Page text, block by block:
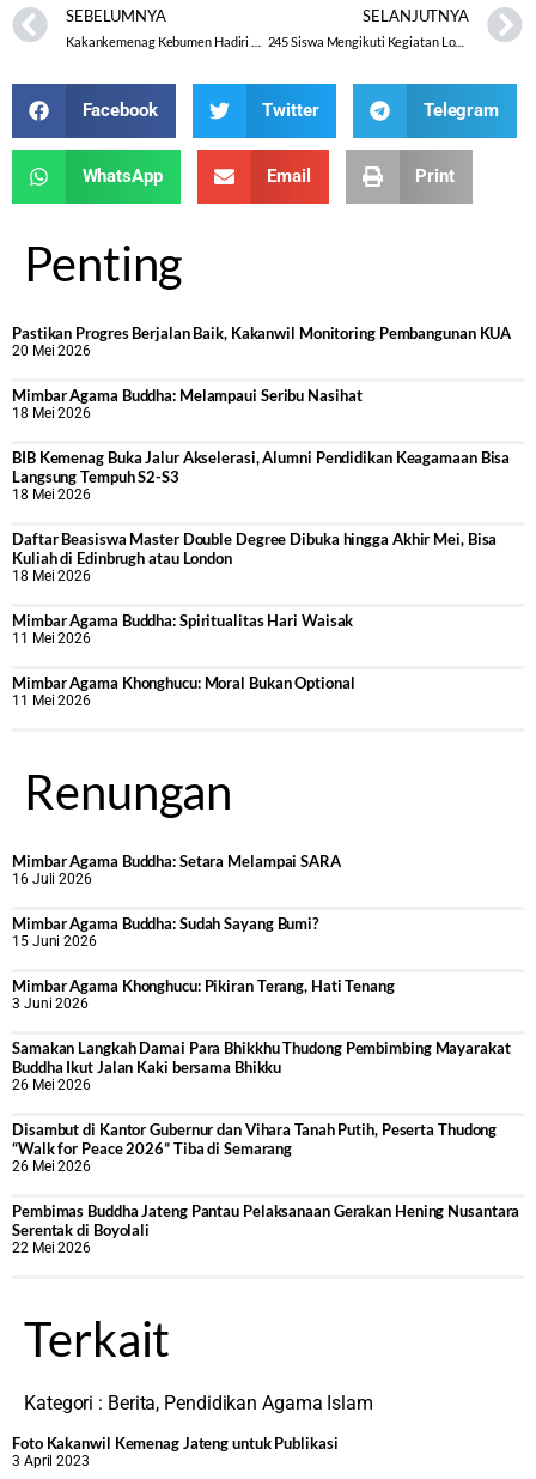
SEBELUMNYA SELANJUTNYA
245 Siswa Mengikuti Kegiatan Lomba MAPSI SMP Tingkat Kabupaten Karanganyar
Facebook Twitter Telegram
WhatsApp Email Print
Penting
Pastikan Progres Berjalan Baik, Kakanwil Monitoring Pembangunan KUA
20 Mei 2026
Mimbar Agama Buddha: Melampaui Seribu Nasihat
18 Mei 2026
BIB Kemenag Buka Jalur Akselerasi, Alumni Pendidikan Keagamaan Bisa
Langsung Tempuh S2-S3
18 Mei 2026
Daftar Beasiswa Master Double Degree Dibuka hingga Akhir Mei, Bisa
Kuliah di Edinbrugh atau London
18 Mei 2026
Mimbar Agama Buddha: Spiritualitas Hari Waisak
11 Mei 2026
Mimbar Agama Khonghucu: Moral Bukan Optional
11 Mei 2026
Renungan
Mimbar Agama Buddha: Setara Melampai SARA
16 Juli 2026
Mimbar Agama Buddha: Sudah Sayang Bumi?
15 Juni 2026
Mimbar Agama Khonghucu: Pikiran Terang, Hati Tenang
3 Juni 2026
Samakan Langkah Damai Para Bhikkhu Thudong Pembimbing Mayarakat
Buddha Ikut Jalan Kaki bersama Bhikku
26 Mei 2026
Disambut di Kantor Gubernur dan Vihara Tanah Putih, Peserta Thudong
“Walk for Peace 2026” Tiba di Semarang
26 Mei 2026
‎Pembimas Buddha Jateng Pantau Pelaksanaan Gerakan Hening Nusantara
Serentak di Boyolali
22 Mei 2026
Terkait
Kategori : Berita, Pendidikan Agama Islam
Foto Kakanwil Kemenag Jateng untuk Publikasi
3 April 2023